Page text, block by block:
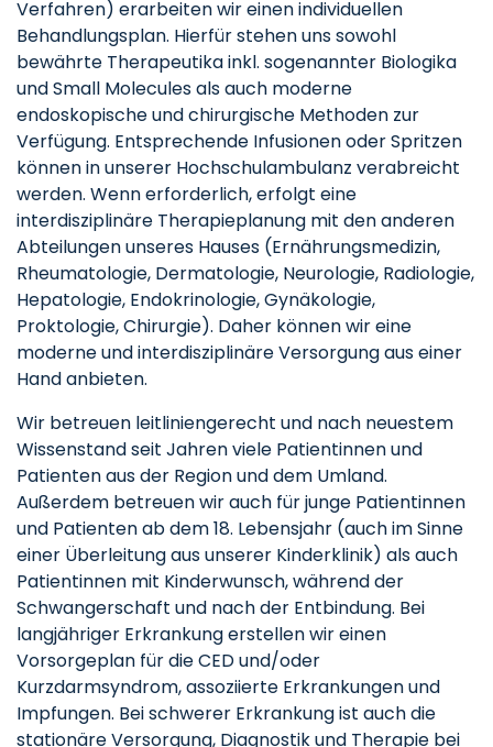
Verfahren) erarbeiten wir einen individuellen
Behandlungsplan. Hierfür stehen uns sowohl
bewährte Therapeutika inkl. sogenannter Biologika
und Small Molecules als auch moderne
endoskopische und chirurgische Methoden zur
Verfügung. Entsprechende Infusionen oder Spritzen
können in unserer Hochschulambulanz verabreicht
werden. Wenn erforderlich, erfolgt eine
interdisziplinäre Therapieplanung mit den anderen
Abteilungen unseres Hauses (Ernährungsmedizin,
Rheumatologie, Dermatologie, Neurologie, Radiologie,
Hepatologie, Endokrinologie, Gynäkologie,
Proktologie, Chirurgie). Daher können wir eine
moderne und interdisziplinäre Versorgung aus einer
Hand anbieten.
Wir betreuen leitliniengerecht und nach neuestem
Wissenstand seit Jahren viele Patientinnen und
Patienten aus der Region und dem Umland.
Außerdem betreuen wir auch für junge Patientinnen
und Patienten ab dem 18. Lebensjahr (auch im Sinne
einer Überleitung aus unserer Kinderklinik) als auch
Patientinnen mit Kinderwunsch, während der
Schwangerschaft und nach der Entbindung. Bei
langjähriger Erkrankung erstellen wir einen
Vorsorgeplan für die CED und/oder
Kurzdarmsyndrom, assoziierte Erkrankungen und
Impfungen. Bei schwerer Erkrankung ist auch die
stationäre Versorgung, Diagnostik und Therapie bei